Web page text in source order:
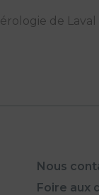
de Laval
Nous
Foire aux